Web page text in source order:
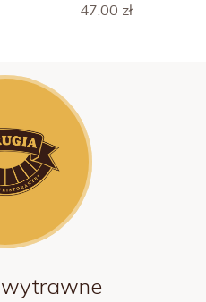
47.00 zł